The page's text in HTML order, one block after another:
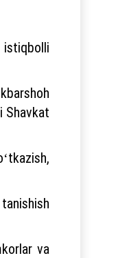
istiqbolli
Shavkat
va